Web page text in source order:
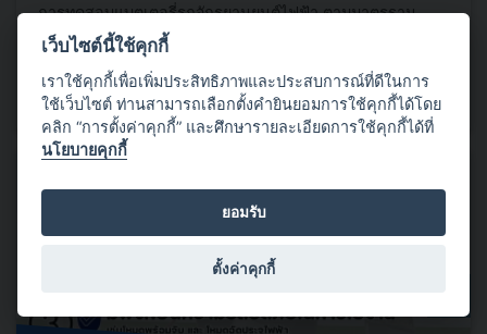
การทดสอบแบตเตอรี่รถจักรยานยนต์ไฟฟ้า ตามมาตรฐาน
ผลิตภัณฑ์อุตสาหกรรม มอก. 2952-2561 เทียบเท่า มาตรฐาน
สากล UN R136 Part 2 จะต้องทดสอบ 9 รายการ ดังนี้
อ่านต่อ
เว็บไซต์นี้ใช้คุกกี้
เราใช้คุกกี้เพื่อเพิ่มประสิทธิภาพและประสบการณ์ที่ดีในการ
ใช้เว็บไซต์ ท่านสามารถเลือกตั้งคำยินยอมการใช้คุกกี้ได้โดย
คลิก “การตั้งค่าคุกกี้” และศึกษารายละเอียดการใช้คุกกี้ได้ที่
นโยบายคุกกี้
ยอมรับ
ตั้งค่าคุกกี้